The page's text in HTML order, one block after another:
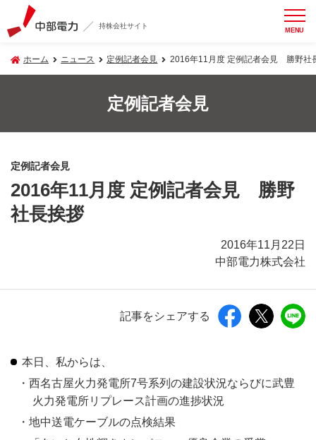
持株会社サイト MENU
ホーム ニュース 定例記者会見 2016年11月度 定例記者会見 勝野社
定例記者会見
定例記者会見
2016年11月度 定例記者会見 勝野
社長挨拶
2016年11月22日
中部電力株式会社
記事をシェアする
本日、私からは、
西名古屋火力発電所7号系列の建設状況ならびに武豊
火力発電所リプレース計画の進捗状況
地中送電ケーブルの点検結果